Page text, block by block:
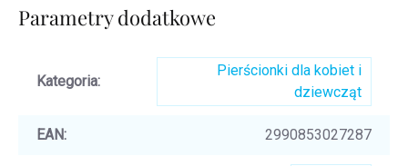
Parametry dodatkowe
Kategoria:
Pierścionki dla kobiet i
dziewcząt
EAN: 2990853027287